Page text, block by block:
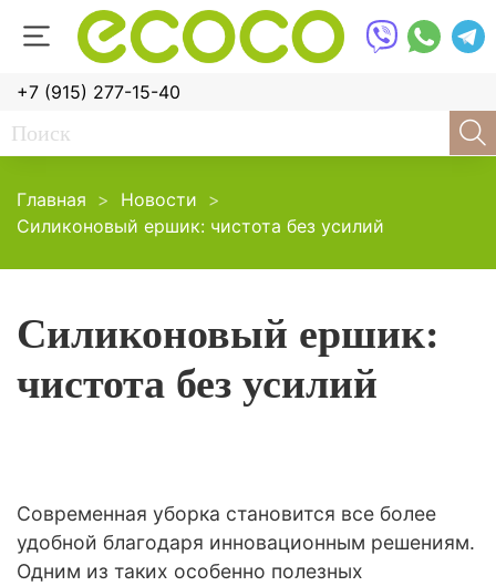
+7 (915) 277-15-40
Главная
Новости
Силиконовый ершик: чистота без усилий
Силиконовый ершик:
чистота без усилий
Современная уборка становится все более
удобной благодаря инновационным решениям.
Одним из таких особенно полезных